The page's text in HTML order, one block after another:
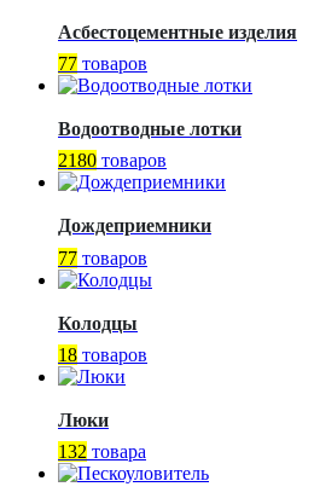
Асбестоцементные изделия
77 товаров
Водоотводные лотки
2180 товаров
Дождеприемники
77 товаров
Колодцы
18 товаров
Люки
132 товара